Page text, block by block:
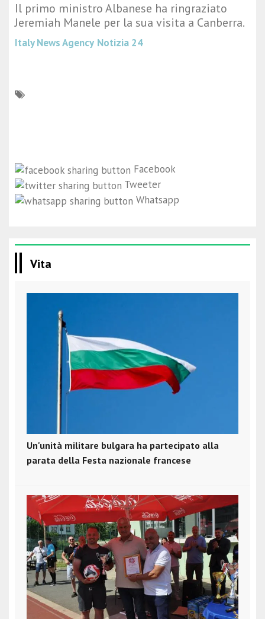
Il primo ministro Albanese ha ringraziato
Jeremiah Manele per la sua visita a Canberra.
Italy News Agency Notizia 24
Facebook
Tweeter
Whatsapp
Vita
Un'unità militare bulgara ha partecipato alla
parata della Festa nazionale francese